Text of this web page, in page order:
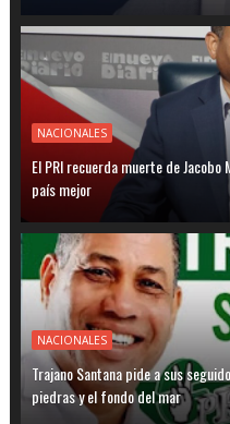
NACIONALES
El PRI recuerda muerte de
país mejor
NACIONALES
Trajano Santana pide a sus
piedras y el fondo del mar